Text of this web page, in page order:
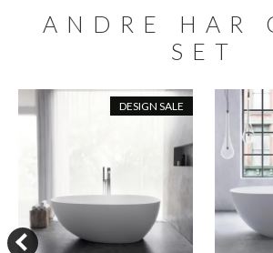
ANDRE HAR
SET
DESIGN SALE